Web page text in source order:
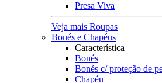
Presa Viva
Veja mais Roupas
Bonés e Chapéus
Característica
Bonés
Bonés c/ proteção de
Chapéu